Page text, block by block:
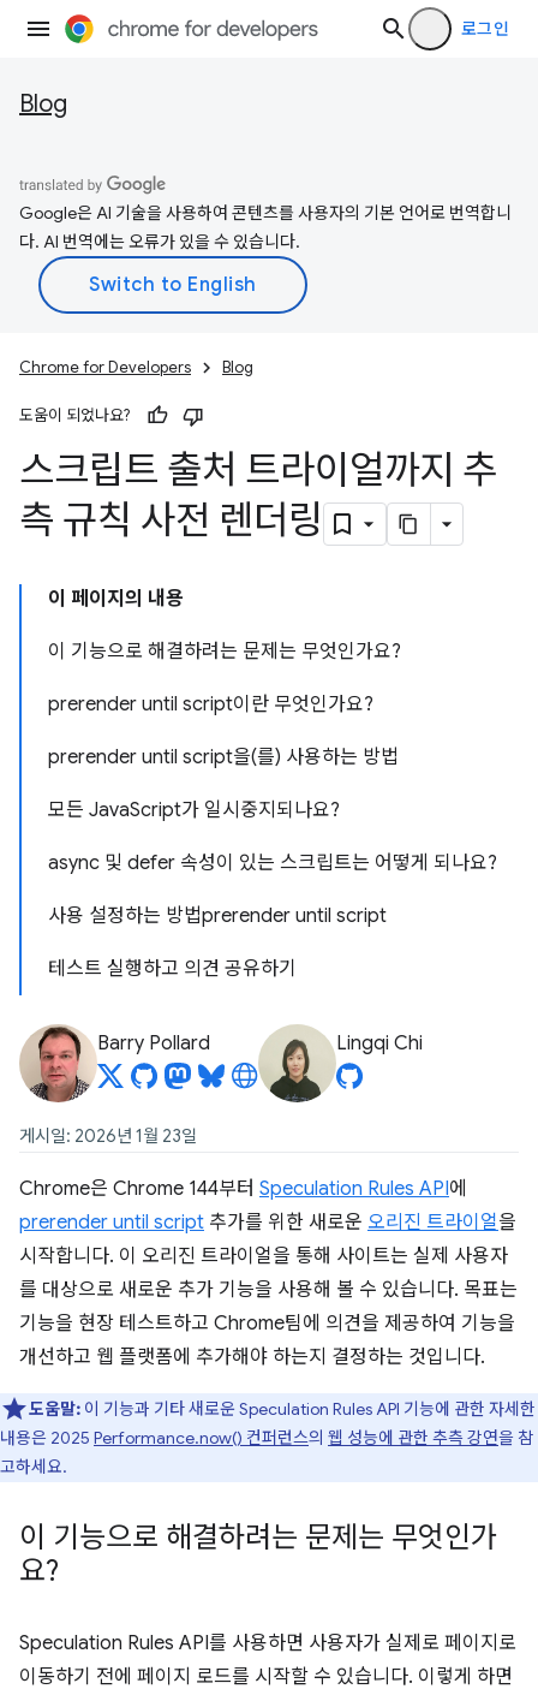
로그인
Blog
Google은 AI 기술을 사용하여 콘텐츠를 사용자의 기본 언어로 번역합니
다. AI 번역에는 오류가 있을 수 있습니다.
Chrome for Developers Blog
도움이 되었나요?
스크립트 출처 트라이얼까지 추
측 규칙 사전 렌더링
이 페이지의 내용
이 기능으로 해결하려는 문제는 무엇인가요?
prerender until script이란 무엇인가요?
prerender until script을(를) 사용하는 방법
모든 JavaScript가 일시중지되나요?
async 및 defer 속성이 있는 스크립트는 어떻게 되나요?
사용 설정하는 방법prerender until script
테스트 실행하고 의견 공유하기
Barry Pollard Lingqi Chi
게시일: 2026년 1월 23일
Chrome은 Chrome 144부터 Speculation Rules API에
prerender until script 추가를 위한 새로운 오리진 트라이얼을
시작합니다. 이 오리진 트라이얼을 통해 사이트는 실제 사용자
를 대상으로 새로운 추가 기능을 사용해 볼 수 있습니다. 목표는
기능을 현장 테스트하고 Chrome팀에 의견을 제공하여 기능을
개선하고 웹 플랫폼에 추가해야 하는지 결정하는 것입니다.
도움말: 이 기능과 기타 새로운 Speculation Rules API 기능에 관한 자세한
내용은 2025 Performance.now() 컨퍼런스의 웹 성능에 관한 추측 강연을 참
고하세요.
이 기능으로 해결하려는 문제는 무엇인가
요?
Speculation Rules API를 사용하면 사용자가 실제로 페이지로
이동하기 전에 페이지 로드를 시작할 수 있습니다. 이렇게 하면